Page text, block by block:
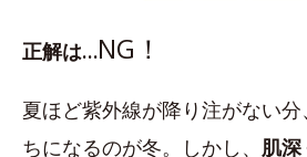
正解は…NG！
夏ほど紫外線が降り注がない
ちになるのが冬。しかし、 肌